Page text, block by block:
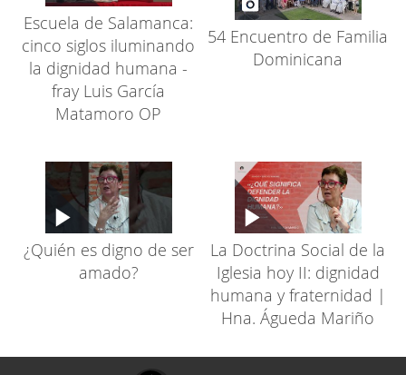
Escuela de Salamanca:
cinco siglos iluminando
la dignidad humana -
fray Luis García
Matamoro OP
54 Encuentro de Familia
Dominicana
¿Quién es digno de ser
amado?
La Doctrina Social de la
Iglesia hoy II: dignidad
humana y fraternidad |
Hna. Águeda Mariño